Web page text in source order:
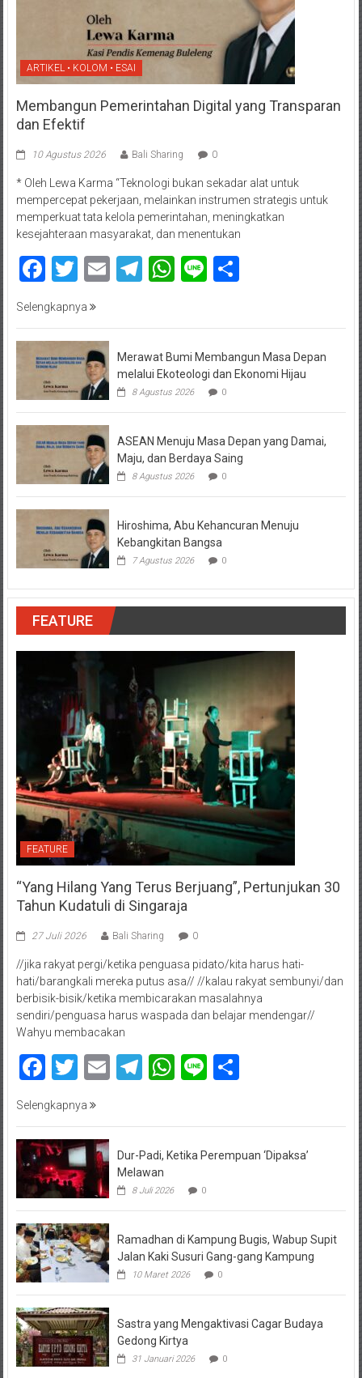
ARTIKEL • KOLOM • ESAI
Membangun Pemerintahan Digital yang Transparan
dan Efektif
10 Agustus 2026 Bali Sharing 0
* Oleh Lewa Karma “Teknologi bukan sekadar alat untuk
mempercepat pekerjaan, melainkan instrumen strategis untuk
memperkuat tata kelola pemerintahan, meningkatkan
kesejahteraan masyarakat, dan menentukan
Facebook
Twitter
EmailTelegram
WhatsApp
Line
Selengkapnya
Merawat Bumi Membangun Masa Depan
melalui Ekoteologi dan Ekonomi Hijau
8 Agustus 2026 0
ASEAN Menuju Masa Depan yang Damai,
Maju, dan Berdaya Saing
8 Agustus 2026 0
Hiroshima, Abu Kehancuran Menuju
Kebangkitan Bangsa
7 Agustus 2026 0
FEATURE
FEATURE
“Yang Hilang Yang Terus Berjuang”, Pertunjukan 30
Tahun Kudatuli di Singaraja
27 Juli 2026 Bali Sharing 0
//jika rakyat pergi/ketika penguasa pidato/kita harus hati-
hati/barangkali mereka putus asa// //kalau rakyat sembunyi/dan
berbisik-bisik/ketika membicarakan masalahnya
sendiri/penguasa harus waspada dan belajar mendengar//
Wahyu membacakan
Facebook
Twitter
EmailTelegram
WhatsApp
Line
Selengkapnya
Dur-Padi, Ketika Perempuan ‘Dipaksa’
Melawan
8 Juli 2026 0
Ramadhan di Kampung Bugis, Wabup Supit
Jalan Kaki Susuri Gang-gang Kampung
10 Maret 2026 0
Sastra yang Mengaktivasi Cagar Budaya
Gedong Kirtya
31 Januari 2026 0